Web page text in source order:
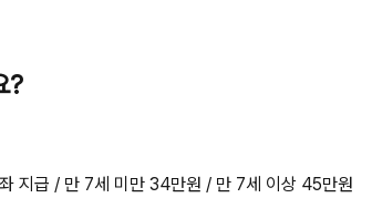
?
지급 / 만 7세 미만 34만원 / 만 7세 이상 45만원